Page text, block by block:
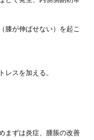
膝が伸ばせない）を起こ
レスを加える。
まずは炎症、腫脹の改善